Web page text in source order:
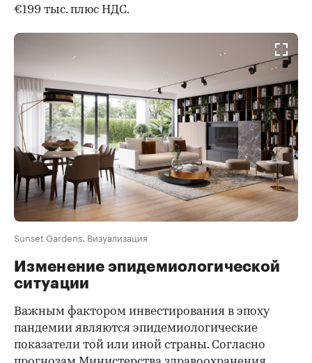
€199 тыс. плюс НДС.
Sunset Gardens. Визуализация
Изменение эпидемиологической
ситуации
Важным фактором инвестирования в эпоху
пандемии являются эпидемиологические
показатели той или иной страны. Согласно